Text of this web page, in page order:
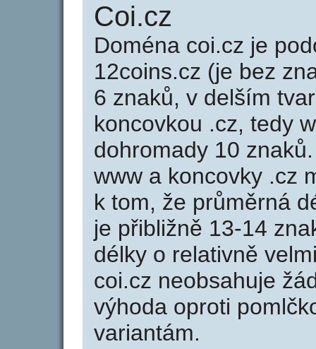
Coi.cz
Doména coi.cz je
12coins.cz (je bez
6 znaků, v delším
koncovkou .cz, tedy
dohromady 10
www a koncovky .cz
k tom, že průměrná
je přibližně 13-14
délky o relativně
coi.cz neobsahuje
výhoda oproti
variantám.